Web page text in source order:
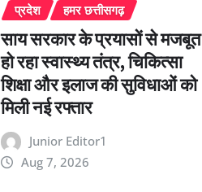
प्रदेश हमर छत्तीसगढ़
साय सरकार के प्रयासों से मजबूत
हो रहा स्वास्थ्य तंत्र, चिकित्सा
शिक्षा और इलाज की सुविधाओं को
मिली नई रफ्तार
Junior Editor1
Aug 7, 2026